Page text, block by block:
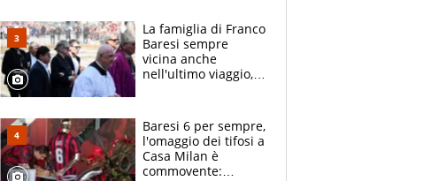
La famiglia di Franco
Baresi sempre
vicina anche
nell'ultimo viaggio,
circondati
dall'affetto dei tifosi
Baresi 6 per sempre,
l'omaggio dei tifosi a
Casa Milan è
commovente: